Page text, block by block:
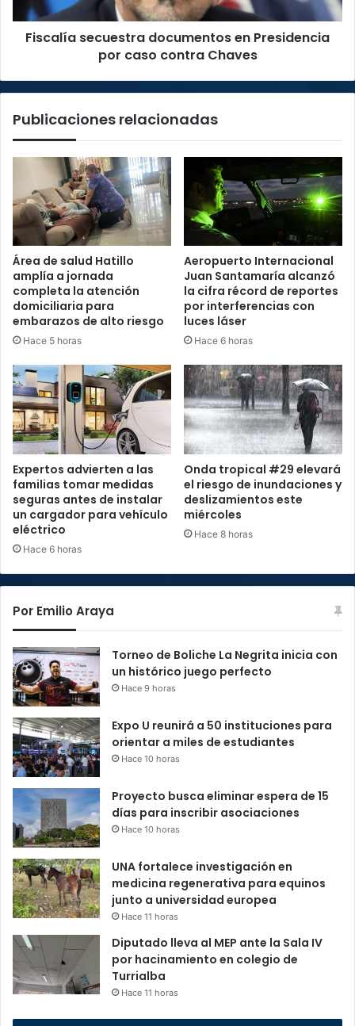
Chaves
Fiscalía secuestra documentos en Presidencia
por caso contra Chaves
Publicaciones relacionadas
Área de salud Hatillo
amplía a jornada
completa la atención
domiciliaria para
embarazos de alto riesgo
Hace 5 horas
Aeropuerto Internacional
Juan Santamaría alcanzó
la cifra récord de reportes
por interferencias con
luces láser
Hace 6 horas
Expertos advierten a las
familias tomar medidas
seguras antes de instalar
un cargador para vehículo
eléctrico
Hace 6 horas
Onda tropical #29 elevará
el riesgo de inundaciones y
deslizamientos este
miércoles
Hace 8 horas
Por Emilio Araya
Torneo de Boliche La Negrita inicia con
un histórico juego perfecto
Hace 9 horas
Expo U reunirá a 50 instituciones para
orientar a miles de estudiantes
Hace 10 horas
Proyecto busca eliminar espera de 15
días para inscribir asociaciones
Hace 10 horas
UNA fortalece investigación en
medicina regenerativa para equinos
junto a universidad europea
Hace 11 horas
Diputado lleva al MEP ante la Sala IV
por hacinamiento en colegio de
Turrialba
Hace 11 horas